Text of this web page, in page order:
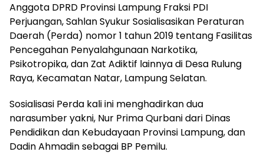
Anggota DPRD Provinsi Lampung Fraksi PDI
Perjuangan, Sahlan Syukur Sosialisasikan Peraturan
Daerah (Perda) nomor 1 tahun 2019 tentang Fasilitas
Pencegahan Penyalahgunaan Narkotika,
Psikotropika, dan Zat Adiktif lainnya di Desa Rulung
Raya, Kecamatan Natar, Lampung Selatan.
Sosialisasi Perda kali ini menghadirkan dua
narasumber yakni, Nur Prima Qurbani dari Dinas
Pendidikan dan Kebudayaan Provinsi Lampung, dan
Dadin Ahmadin sebagai BP Pemilu.